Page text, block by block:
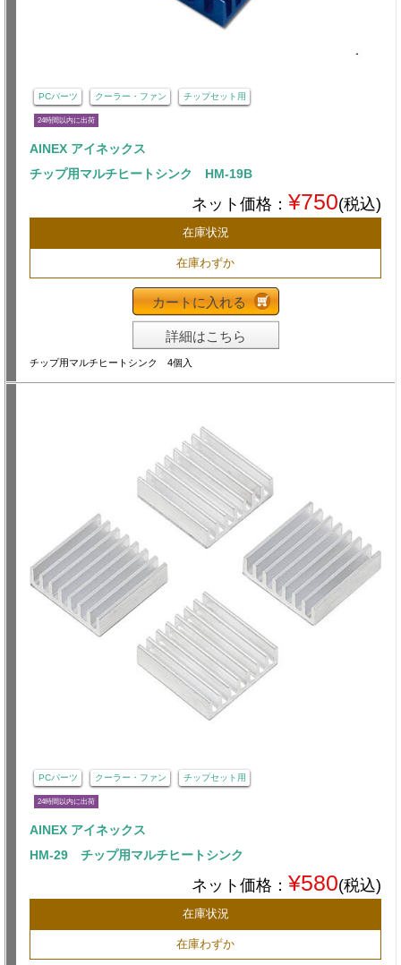
PCパーツ クーラー・ファン チップセット用
24時間以内に出荷
AINEX アイネックス
チップ用マルチヒートシンク HM-19B
ネット価格： ¥750(税込)
在庫状況
在庫わずか
カートに入れる
詳細はこちら
チップ用マルチヒートシンク 4個入
PCパーツ クーラー・ファン チップセット用
24時間以内に出荷
AINEX アイネックス
HM-29 チップ用マルチヒートシンク
ネット価格： ¥580(税込)
在庫状況
在庫わずか